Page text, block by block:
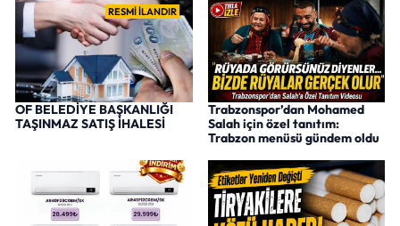
RESMİ İLANDIR
OF BELEDİYE BAŞKANLIĞI
TAŞINMAZ SATIŞ İHALESİ
Trabzonspor’dan Mohamed
Salah için özel tanıtım:
Trabzon menüsü gündem oldu